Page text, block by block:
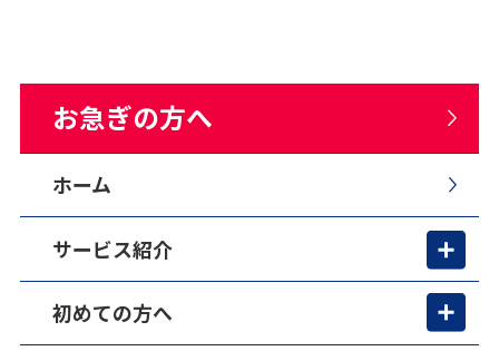
お急ぎの方へ
ホーム
サービス紹介
初めての方へ